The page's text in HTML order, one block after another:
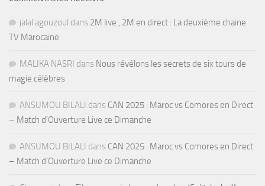
jalal agouzoul dans 2M live , 2M en direct : La deuxième chaine
TV Marocaine
MALIKA NASRI dans Nous révélons les secrets de six tours de
magie célèbres
ANSUMOU BILALI dans CAN 2025 : Maroc vs Comores en Direct
– Match d’Ouverture Live ce Dimanche
ANSUMOU BILALI dans CAN 2025 : Maroc vs Comores en Direct
– Match d’Ouverture Live ce Dimanche